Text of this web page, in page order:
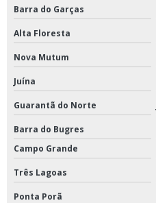
Barra do Garças
Alta Floresta
Nova Mutum
Juína
Guarantã do Norte
Barra do Bugres
Campo Grande
Três Lagoas
Ponta Porã